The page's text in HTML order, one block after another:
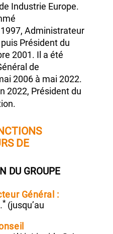
en 1995,
précédents la
Ingénierie &
Industrie Europe.
Administrateur
Président du
2001.Il a été
de
2022,Président du
DE
DU GROUPE
Général :